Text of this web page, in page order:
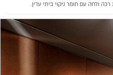
ולחה עם חומר ניקוי ביתי עדין.